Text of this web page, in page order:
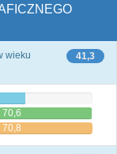
41,3
wieku
70,6
70,8